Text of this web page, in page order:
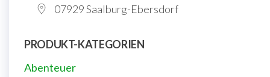
07929 Saalburg-Ebersdorf
PRODUKT-KATEGORIEN
Abenteuer